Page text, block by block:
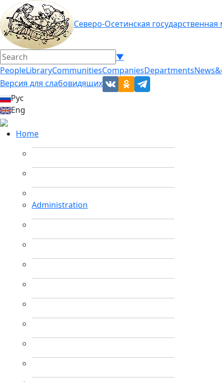
Северо-Осетинская
▼
PeopleLibraryCommunitiesCompaniesDepartments
Версия для слабовидящих
Рус
Eng
Home
Administration